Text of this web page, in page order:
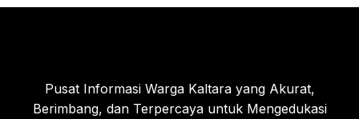
Pusat Informasi Warga Kaltara yang Akurat,
Berimbang, dan Terpercaya untuk Mengedukasi